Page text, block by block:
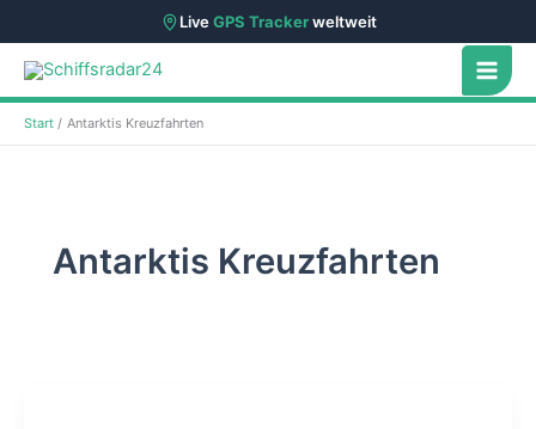
LiveGPS Trackerweltweit
Zum
Inhalt
springen
Start Antarktis Kreuzfahrten
Antarktis Kreuzfahrten